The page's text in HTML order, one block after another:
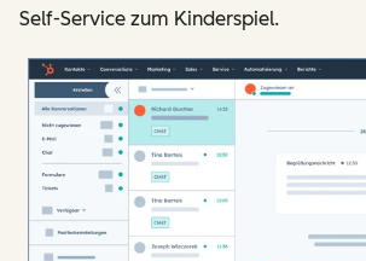
Self-Service zum Kinderspiel.